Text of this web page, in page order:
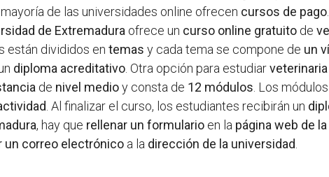
mayoría de las universidades online ofrecen cursos de pago
de Extremadura ofrece un curso online gratuito de
están divididos entemas y cada tema se compone de un
diploma acreditativo . Otra opción para estudiar
de nivel medioy consta de 12 módulos . Los
. Al finalizar el curso, los estudiantes recibirán un
, hay que rellenar un formulario en la página web de
un correo electrónico a la dirección de la universidad